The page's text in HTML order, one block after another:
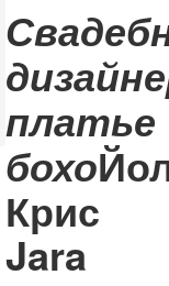
платье
бохо
Крис
Jara